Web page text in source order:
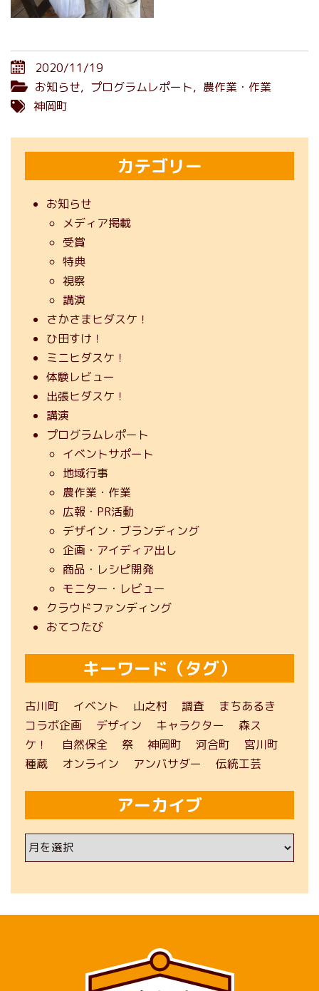
2020/11/19
お知らせ, プログラムレポート, 農作業・作業
神岡町
カテゴリー
お知らせ
メディア掲載
受賞
特典
視察
講演
さかさまヒダスケ！
ひ田すけ！
ミニヒダスケ！
体験レビュー
出張ヒダスケ！
講演
プログラムレポート
イベントサポート
地域行事
農作業・作業
広報・PR活動
デザイン・ブランディング
企画・アイディア出し
商品・レシピ開発
モニター・レビュー
クラウドファンディング
おてつたび
キーワード（タグ）
古川町 イベント 山之村 調査
まちあるき
コラボ企画
デザイン キャラクター
森ス
ケ！
自然保全 祭 神岡町 河合町
宮川町
種蔵
オンライン アンバサダー 伝統工芸
アーカイブ
ア
ー
ブ